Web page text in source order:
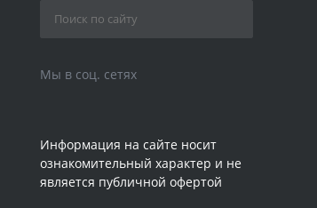
Мы в соц. сетях
Информация на сайте носит
ознакомительный характер и не
является публичной офертой